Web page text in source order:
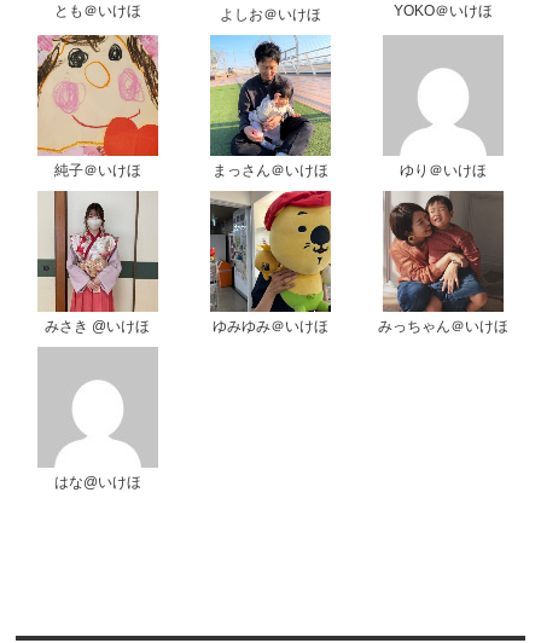
とも＠いけほ よしお＠いけほ YOKO＠いけほ
純子＠いけほ まっさん＠いけほ ゆり＠いけほ
みさき @いけほ ゆみゆみ＠いけほ みっちゃん＠いけほ
はな@いけほ